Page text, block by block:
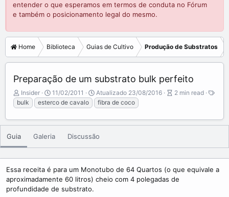
entender o que esperamos em termos de conduta no Fórum
e também o posicionamento legal do mesmo.
Home Biblioteca Guias de Cultivo Produção de Substratos
Preparação de um substrato bulk perfeito
A
u
t
o
Insider
P
u
b
l
s
h
d
e
11/02/2011 Atualizado 23/08/2016
A
i
e
r
a
d
2 min read
T
a
g
bulk esterco de cavalo fibra de coco
Guia Galeria Discussão
Essa receita é para um Monotubo de 64 Quartos (o que equivale a
aproximadamente 60 litros) cheio com 4 polegadas de
profundidade de substrato.